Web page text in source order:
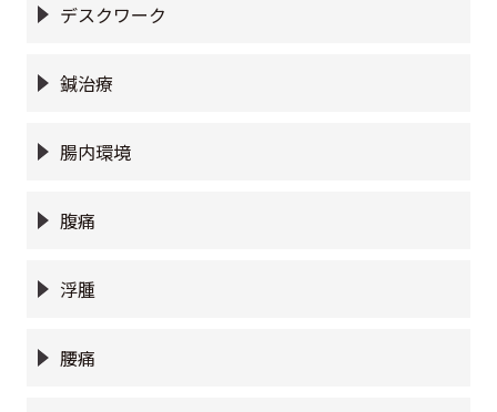
デスクワーク
鍼治療
腸内環境
腹痛
浮腫
腰痛